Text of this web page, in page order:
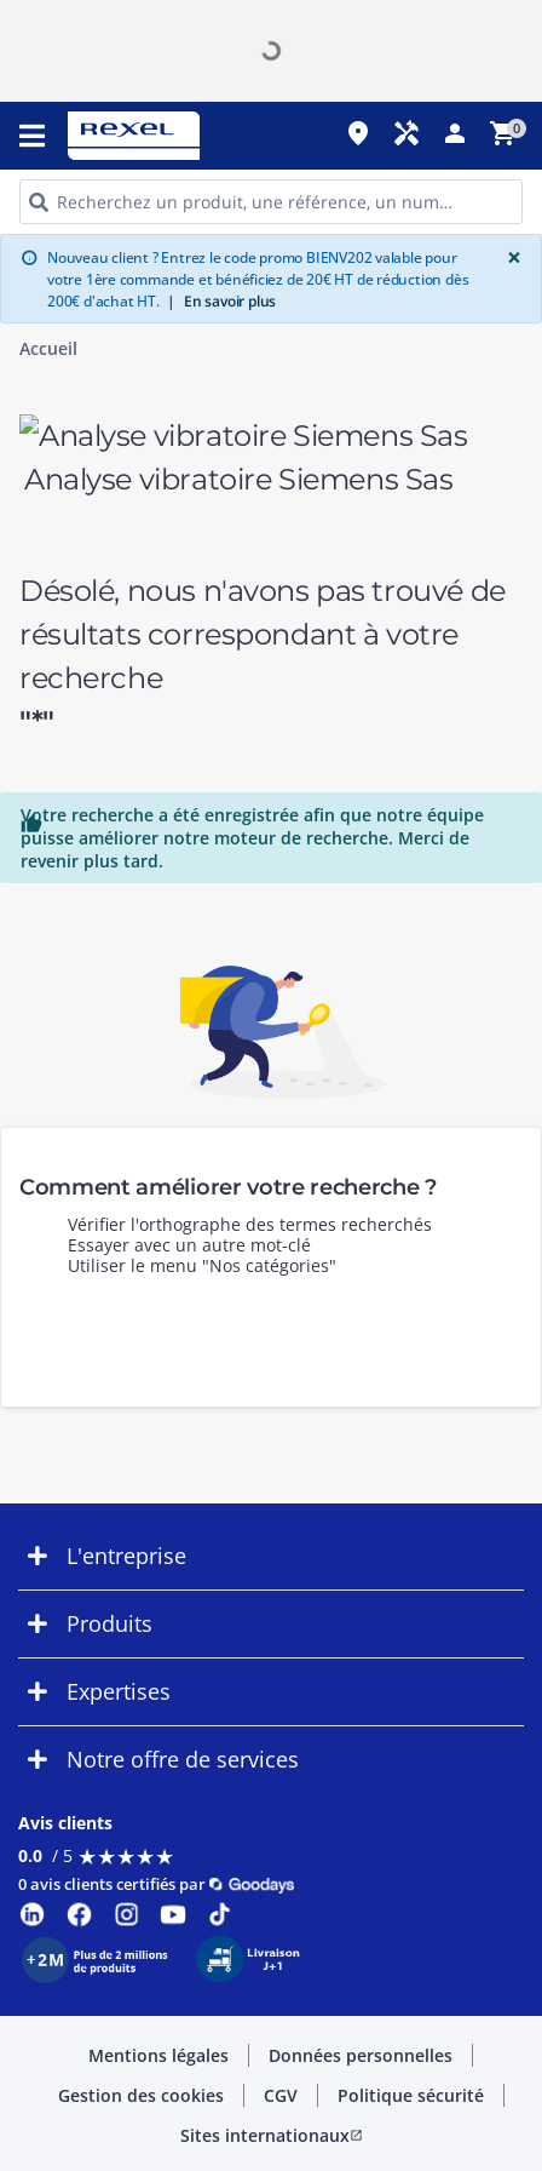
place handyman person shopping_cart0
info Nouveau client ? Entrez le code promo BIENV202 valable pour
votre 1ère commande et bénéficiez de 20€ HT de réduction dès
200€ d'achat HT. | En savoir plus
×
Accueil
Analyse vibratoire Siemens Sas
Désolé, nous n'avons pas trouvé de
résultats correspondant à votre
recherche
"*"

Votre recherche a été enregistrée afin que notre équipe
puisse améliorer notre moteur de recherche. Merci de
revenir plus tard.
Comment améliorer votre recherche ?
Vérifier l'orthographe des termes recherchés
Essayer avec un autre mot-clé
Utiliser le menu "Nos catégories"
L'entreprise
Produits
Expertises
Notre offre de services
Avis clients
0.0 / 5 ★★★★★
★★★★★
0 avis clients certifiés par
Mentions légales
Données personnelles
Gestion des cookies
CGV
Politique sécurité
Sites internationauxopen_in_new